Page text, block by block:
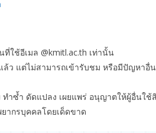
ใช้อีเมล @kmitl.ac.th เท่านั้น
ว แต่ไม่สามารถเข้ารับชม หรือมีปัญหาอื่น
ำซ้ำ ดัดแปลง เผยแพร่ อนุญาตให้ผู้อื่นใช้
ากรบุคคลโดยเด็ดขาด